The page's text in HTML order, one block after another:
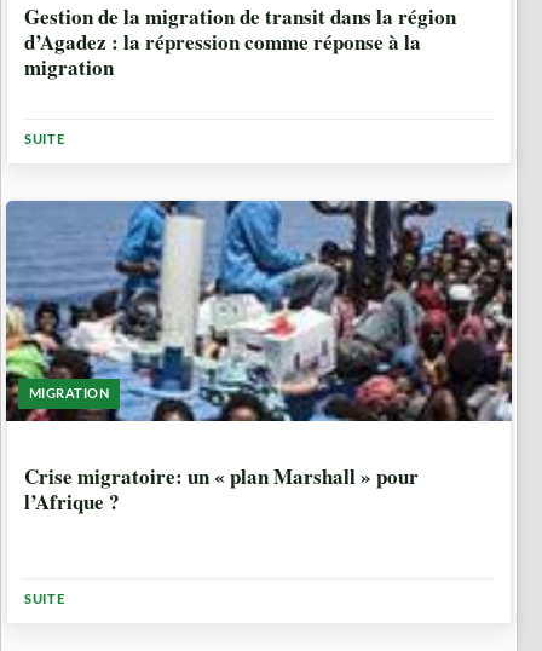
Gestion de la migration de transit dans la région
d’Agadez : la répression comme réponse à la
migration
SUITE
MIGRATION
Crise migratoire: un « plan Marshall » pour
l’Afrique ?
SUITE